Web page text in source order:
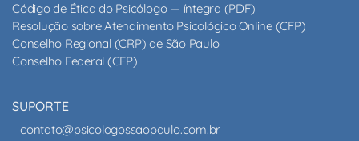
Código de Ética do Psicólogo — íntegra (PDF)
Resolução sobre Atendimento Psicológico Online (CFP)
Conselho Regional (CRP) de São Paulo
Conselho Federal (CFP)
SUPORTE
contato@psicologossaopaulo.com.br